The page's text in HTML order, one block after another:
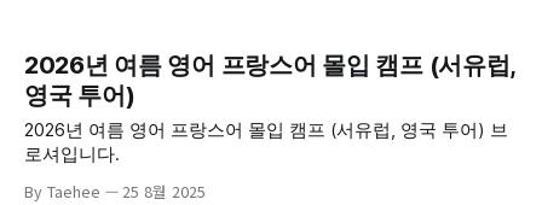
2026년 여름 영어 프랑스어 몰입 캠프 (서유럽,
영국 투어)
2026년 여름 영어 프랑스어 몰입 캠프 (서유럽, 영국 투어) 브
로셔입니다.
By Taehee 25 8월 2025